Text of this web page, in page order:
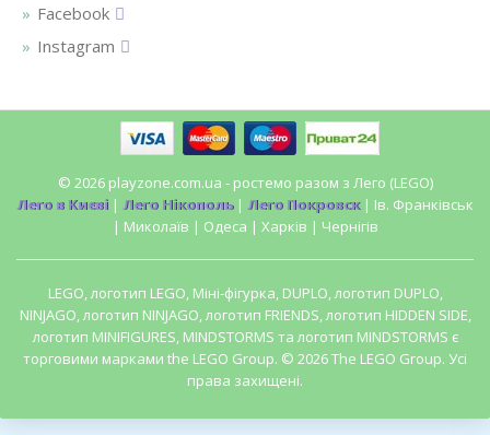
Facebook
Instagram
© 2026 playzone.com.ua - ростемо разом з Лего (LEGO)
Лего в Києві | Лего Нікополь| Лего Покровск| Ів. Франківськ
| Миколаїв | Одеса | Харків | Чернігів
LEGO, логотип LEGO, Міні-фігурка, DUPLO, логотип DUPLO,
NINJAGO, логотип NINJAGO, логотип FRIENDS, логотип HIDDEN SIDE,
логотип MINIFIGURES, MINDSTORMS та логотип MINDSTORMS є
торговими марками the LEGO Group. © 2026 The LEGO Group. Усі
права захищені.